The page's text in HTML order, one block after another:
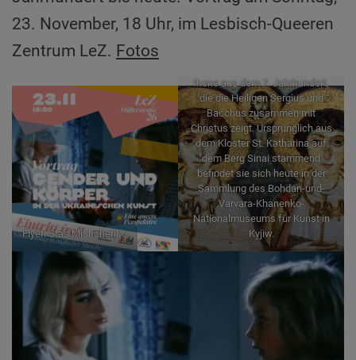
23. November, 18 Uhr, im Lesbisch-Queeren
Zentrum LeZ. Fotos
Flyer: Stas Mishchenko
Ikone aus dem 7. Jahrhundert,
die die Heiligen Sergius und
Bacchus zusammen mit
Christus zeigt. Ursprünglich aus
dem Kloster St. Katharina auf
dem Berg Sinai stammend
befindet sie sich heute in der
Sammlung des Bohdan-und-
Varvara-Khanenko-
Nationalmuseums für Kunst in
Kyjiw.